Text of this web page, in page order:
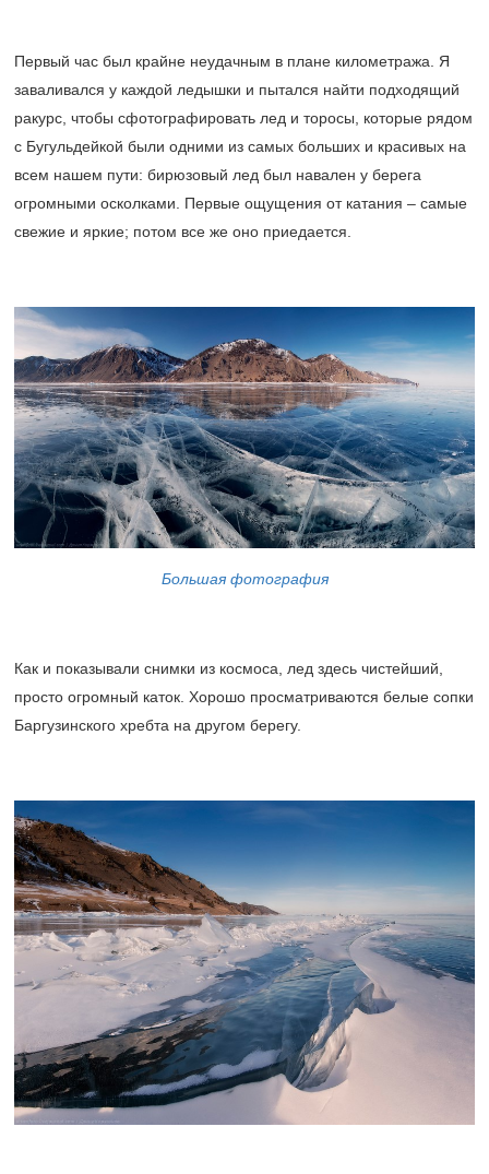
Первый час был крайне неудачным в плане километража. Я
заваливался у каждой ледышки и пытался найти подходящий
ракурс, чтобы сфотографировать лед и торосы, которые рядом
с Бугульдейкой были одними из самых больших и красивых на
всем нашем пути: бирюзовый лед был навален у берега
огромными осколками. Первые ощущения от катания – самые
свежие и яркие; потом все же оно приедается.
Большая фотография
Как и показывали снимки из космоса, лед здесь чистейший,
просто огромный каток. Хорошо просматриваются белые сопки
Баргузинского хребта на другом берегу.